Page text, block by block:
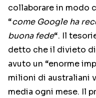
collaborare in modo
“come Google ha
buona fede“. Il
detto che il divieto
avuto un “enorme
milioni di australiani
media ogni mese. Il